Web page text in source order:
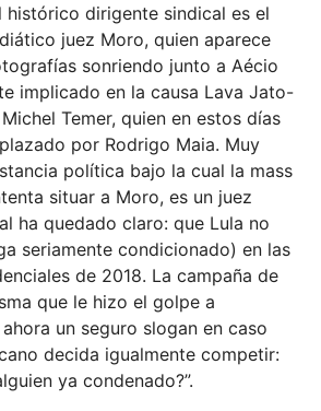
histórico dirigente sindical es el
juez Moro, quien aparece
sonriendo junto a Aécio
implicado en la causa Lava Jato-
Temer, quien en estos días
por Rodrigo Maia. Muy
política bajo la cual la mass
situar a Moro, es un juez
ha quedado claro: que Lula no
seriamente condicionado) en las
de 2018. La campaña de
que le hizo el golpe a
un seguro slogan en caso
decida igualmente competir:
ya condenado?”.